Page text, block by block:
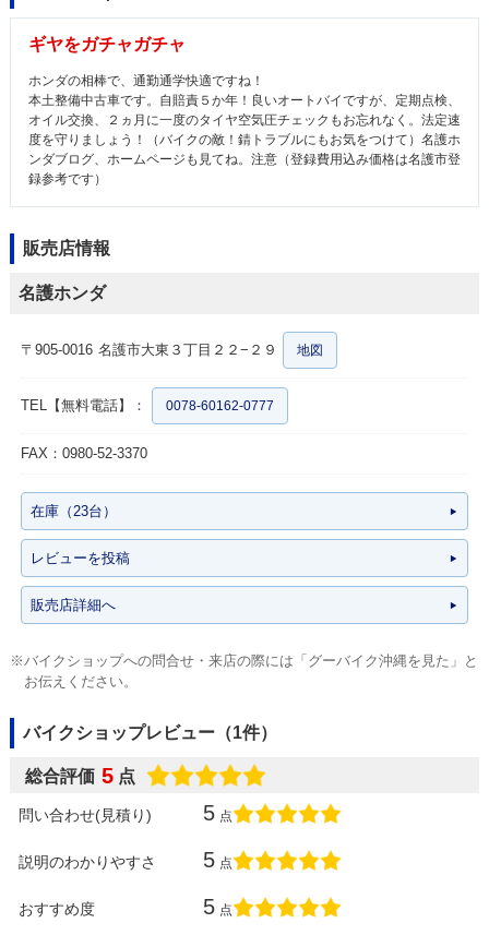
ギヤをガチャガチャ
ホンダの相棒で、通勤通学快適ですね！
本土整備中古車です。自賠責５か年！良いオートバイですが、定期点検、
オイル交換、２ヵ月に一度のタイヤ空気圧チェックもお忘れなく。法定速
度を守りましょう！（バイクの敵！錆トラブルにもお気をつけて）名護ホ
ンダブログ、ホームページも見てね。注意（登録費用込み価格は名護市登
録参考です）
販売店情報
名護ホンダ
〒905-0016 名護市大東３丁目２２−２９ 地図
TEL【無料電話】： 0078-60162-0777
FAX：0980-52-3370
在庫（23台）
レビューを投稿
販売店詳細へ
※バイクショップへの問合せ・来店の際には「グーバイク沖縄を見た」と
お伝えください。
バイクショップレビュー（1件）
総合評価 5 点
問い合わせ(見積り) 5 点
説明のわかりやすさ 5 点
おすすめ度 5 点